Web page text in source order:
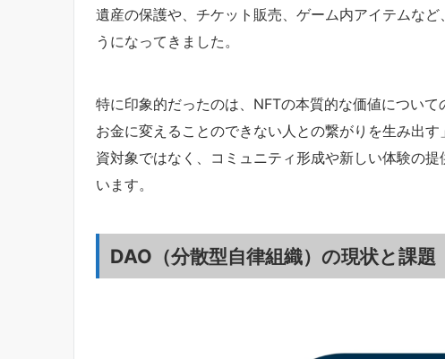
遺産の保護や、チケット販売、ゲーム内アイテムな
うになってきました。
特に印象的だったのは、NFTの本質的な価値につい
お金に変えることのできない人との繋がりを生み出
資対象ではなく、コミュニティ形成や新しい体験の
います。
DAO（分散型自律組織）の現状と課題